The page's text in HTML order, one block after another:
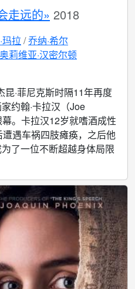
走远的» 2018
玛拉 乔纳·希尔
奥莉维亚·汉密尔顿
昆·菲尼克斯时隔11年再度
约翰·卡拉汉（Joe
。卡拉汉12岁就嗜酒成性
遇车祸四肢瘫痪，之后他
了一位不断超越身体局限